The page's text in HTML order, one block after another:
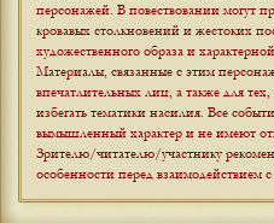
персонажей. В повествовании могут
кровавых столкновений и жестоких
художественного образа и
Материалы, связанные с этим
впечатлительных лиц, а также для
избегать тематики насилия. Все
вымышленный характер и не имеют
Зрителю/читателю/участнику
особенности перед взаимодействием